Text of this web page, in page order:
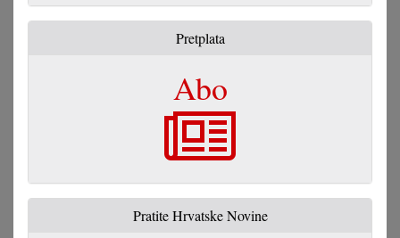
Pretplata
Abo
Pratite Hrvatske Novine